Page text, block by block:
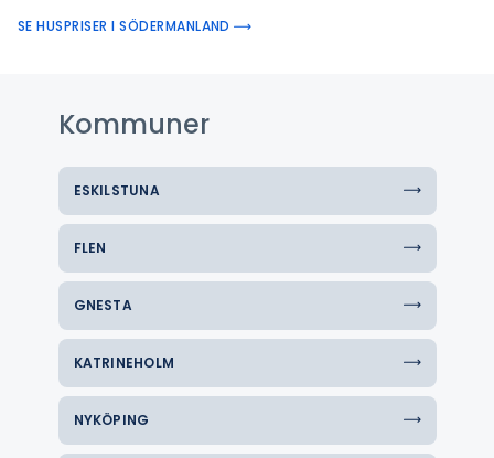
SE HUSPRISER I SÖDERMANLAND
Kommuner
ESKILSTUNA
FLEN
GNESTA
KATRINEHOLM
NYKÖPING